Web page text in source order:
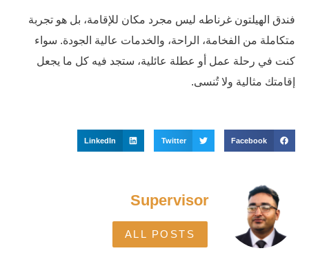
فندق الهيلتون غرناطه ليس مجرد مكان للإقامة، بل هو تجربة
متكاملة من الفخامة، الراحة، والخدمات عالية الجودة. سواء
كنت في رحلة عمل أو عطلة عائلية، ستجد فيه كل ما يجعل
إقامتك مثالية ولا تُنسى.
Facebook
Twitter
LinkedIn
Supervisor
ALL POSTS